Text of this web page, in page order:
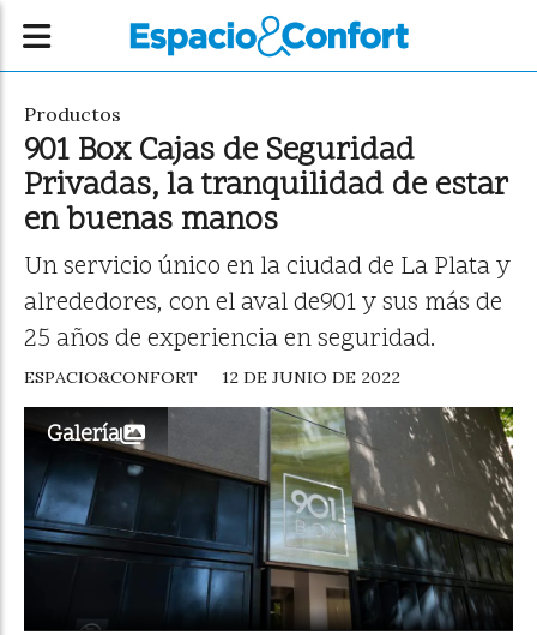
901 Box Cajas de Seguridad
Privadas, la tranquilidad de estar
en buenas manos
Un servicio único en la ciudad de La Plata y
alrededores, con el aval de901 y sus más de
25 años de experiencia en seguridad.
Productos
12 DE JUNIO DE 2022
ESPACIO&CONFORT
Galería